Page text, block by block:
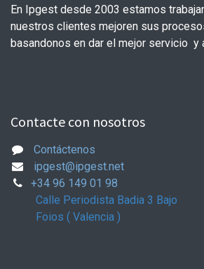
En Ipgest desde 2003 estamos
nuestros clientes mejoren sus
basandonos en dar el mejor servicio y
Contacte con nosotros
Contáctenos
ipgest@ipgest.net
+34 96 149 01 98
Calle Periodista Badia 3 Bajo
Foios ( Valencia )